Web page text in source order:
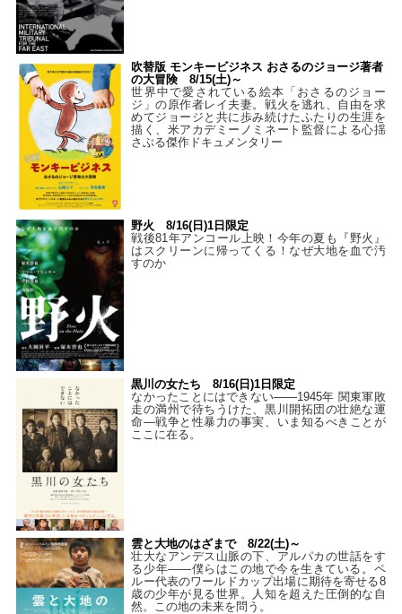
吹替版 モンキービジネス おさるのジョージ著者
の大冒険 8/15(土)～
世界中で愛されている絵本「おさるのジョー
ジ」の原作者レイ夫妻。戦火を逃れ、自由を求
めてジョージと共に歩み続けたふたりの生涯を
描く、米アカデミーノミネート監督による心揺
さぶる傑作ドキュメンタリー
野火 8/16(日)1日限定
戦後81年アンコール上映！今年の夏も『野火』
はスクリーンに帰ってくる！なぜ大地を血で汚
すのか
黒川の女たち 8/16(日)1日限定
なかったことにはできない——1945年 関東軍敗
走の満州で待ちうけた、黒川開拓団の壮絶な運
命―戦争と性暴力の事実、いま知るべきことが
ここに在る。
雲と大地のはざまで 8/22(土)～
壮大なアンデス山脈の下、アルパカの世話をす
る少年――僕らはこの地で今を生きている。ペ
ルー代表のワールドカップ出場に期待を寄せる8
歳の少年が見る世界。人知を超えた圧倒的な自
然。この地の未来を問う。